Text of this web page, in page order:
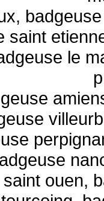
saint
le
ouen,